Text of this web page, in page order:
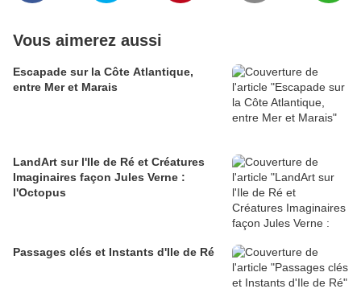
Vous aimerez aussi
Escapade sur la Côte Atlantique,
entre Mer et Marais
LandArt sur l'Ile de Ré et Créatures
Imaginaires façon Jules Verne :
l'Octopus
Passages clés et Instants d'Ile de Ré